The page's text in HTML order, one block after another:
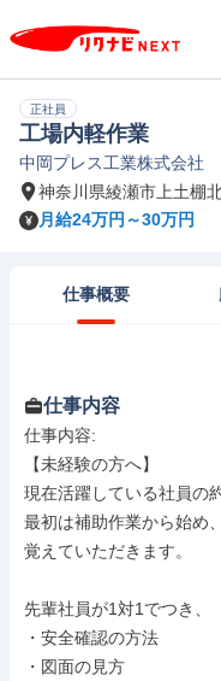
正社員
工場内軽作業
中岡プレス工業株式会社
神奈川県綾瀬市上土棚
月給24万円～30万円
仕事概要
仕事内容
仕事内容:
【未経験の方へ】
現在活躍している社員の
最初は補助作業から始め
覚えていただきます。
先輩社員が1対1でつき、
・安全確認の方法
・図面の見方